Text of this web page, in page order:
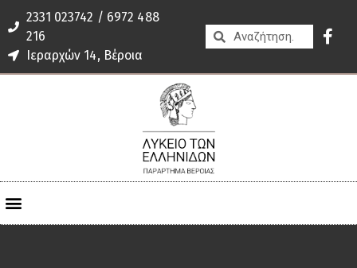
2331 023742 / 6972 488
216
Ιεραρχών 14, Βέροια